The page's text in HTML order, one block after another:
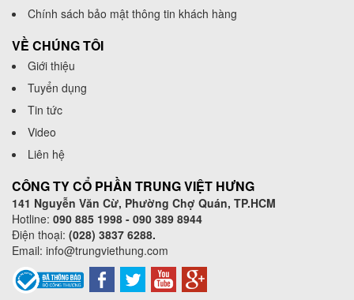
Chính sách bảo mật thông tin khách hàng
VỀ CHÚNG TÔI
Giới thiệu
Tuyển dụng
Tin tức
Video
Liên hệ
CÔNG TY CỔ PHẦN TRUNG VIỆT HƯNG
141 Nguyễn Văn Cừ, Phường Chợ Quán, TP.HCM
Hotline: 090 885 1998 - 090 389 8944
Điện thoại: (028) 3837 6288.
Email: info@trungviethung.com